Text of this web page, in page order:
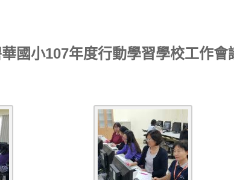
國小107年度行動學習學校工作